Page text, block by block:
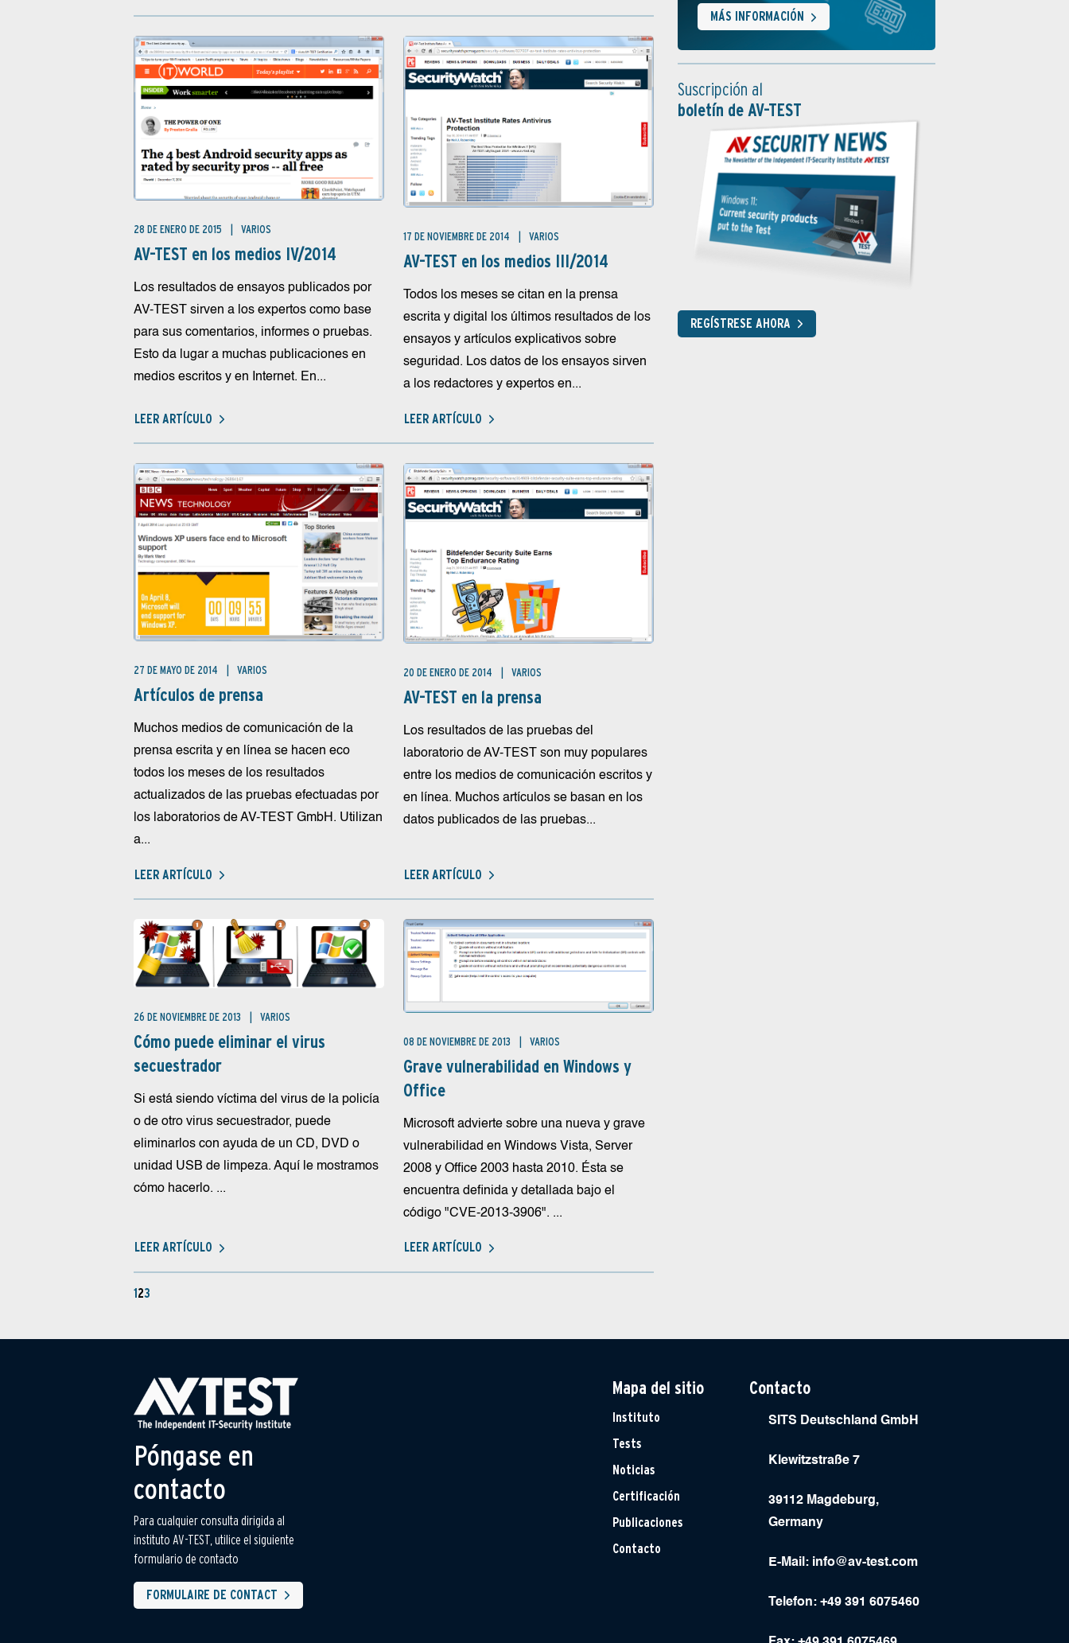
28 DE ENERO DE 2015 VARIOS
AV-TEST en los medios IV/2014
Los resultados de ensayos publicados por
AV-TEST sirven a los expertos como base
para sus comentarios, informes o pruebas.
Esto da lugar a muchas publicaciones en
medios escritos y en Internet. En...
LEER ARTÍCULO
17 DE NOVIEMBRE DE 2014 VARIOS
AV-TEST en los medios III/2014
Todos los meses se citan en la prensa
escrita y digital los últimos resultados de los
ensayos y artículos explicativos sobre
seguridad. Los datos de los ensayos sirven
a los redactores y expertos en...
LEER ARTÍCULO
27 DE MAYO DE 2014 VARIOS
Artículos de prensa
Muchos medios de comunicación de la
prensa escrita y en línea se hacen eco
todos los meses de los resultados
actualizados de las pruebas efectuadas por
los laboratorios de AV-TEST GmbH. Utilizan
a...
LEER ARTÍCULO
20 DE ENERO DE 2014 VARIOS
AV-TEST en la prensa
Los resultados de las pruebas del
laboratorio de AV-TEST son muy populares
entre los medios de comunicación escritos y
en línea. Muchos artículos se basan en los
datos publicados de las pruebas...
LEER ARTÍCULO
26 DE NOVIEMBRE DE 2013 VARIOS
Cómo puede eliminar el virus
secuestrador
Si está siendo víctima del virus de la policía
o de otro virus secuestrador, puede
eliminarlos con ayuda de un CD, DVD o
unidad USB de limpeza. Aquí le mostramos
cómo hacerlo. ...
LEER ARTÍCULO
08 DE NOVIEMBRE DE 2013 VARIOS
Grave vulnerabilidad en Windows y
Office
Microsoft advierte sobre una nueva y grave
vulnerabilidad en Windows Vista, Server
2008 y Office 2003 hasta 2010. Ésta se
encuentra definida y detallada bajo el
código "CVE-2013-3906". ...
LEER ARTÍCULO
123
MÁS INFORMACIÓN
Suscripción al
boletín de AV-TEST
REGÍSTRESE AHORA
Póngase en
contacto
Para cualquier consulta dirigida al
instituto AV-TEST, utilice el siguiente
formulario de contacto
FORMULAIRE DE CONTACT
Mapa del sitio
Instituto
Tests
Noticias
Certificación
Publicaciones
Contacto
Contacto
SITS Deutschland GmbH
Klewitzstraße 7
39112 Magdeburg,
Germany
E-Mail: info@av-test.com
Telefon: +49 391 6075460